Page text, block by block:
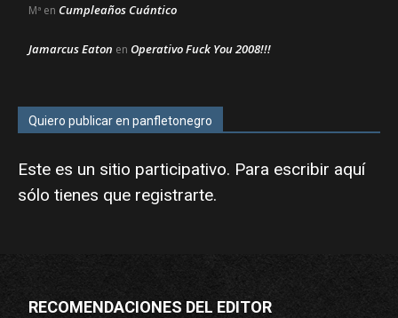
Mª en Cumpleaños Cuántico
Jamarcus Eaton en Operativo Fuck You 2008!!!
Quiero publicar en panfletonegro
Este es un sitio participativo. Para escribir aquí
sólo tienes que registrarte.
RECOMENDACIONES DEL EDITOR